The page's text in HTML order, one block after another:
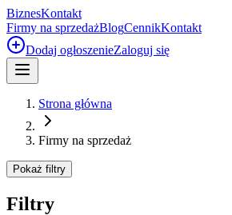
BiznesKontakt
Firmy na sprzedażBlogCennikKontakt
Dodaj ogłoszenieZaloguj się
Strona główna
Firmy na sprzedaż
Pokaż filtry
Filtry